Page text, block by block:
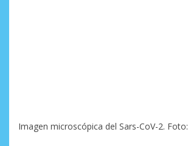
Imagen microscópica del Sars-CoV-2.